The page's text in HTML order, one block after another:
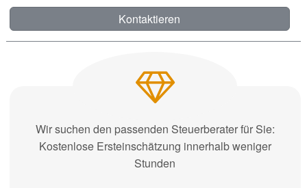
Kontaktieren
Wir suchen den passenden Steuerberater für Sie:
Kostenlose Ersteinschätzung innerhalb weniger
Stunden